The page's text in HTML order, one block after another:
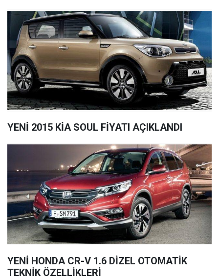
YENİ 2015 KİA SOUL FİYATI AÇIKLANDI
YENİ HONDA CR-V 1.6 DİZEL OTOMATİK
TEKNİK ÖZELLİKLERİ